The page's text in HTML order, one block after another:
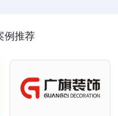
例推荐